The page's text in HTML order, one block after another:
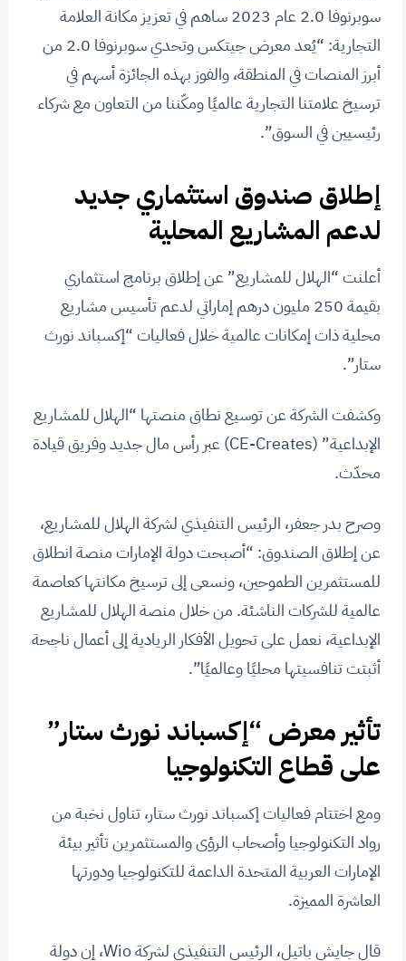
سوبرنوفا 2.0 عام 2023 ساهم في تعزيز مكانة العلامة
التجارية: “يُعد معرض جيتكس وتحدي سوبرنوفا 2.0 من
أبرز المنصات في المنطقة، والفوز بهذه الجائزة أسهم في
ترسيخ علامتنا التجارية عالميًا ومكّننا من التعاون مع شركاء
رئيسيين في السوق”.
إطلاق صندوق استثماري جديد
لدعم المشاريع المحلية
أعلنت “الهلال للمشاريع” عن إطلاق برنامج استثماري
بقيمة 250 مليون درهم إماراتي لدعم تأسيس مشاريع
محلية ذات إمكانات عالمية خلال فعاليات “إكسباند نورث
ستار”.
وكشفت الشركة عن توسيع نطاق منصتها “الهلال للمشاريع
الإبداعية” (CE-Creates) عبر رأس مال جديد وفريق قيادة
محدّث.
وصرح بدر جعفر، الرئيس التنفيذي لشركة الهلال للمشاريع،
عن إطلاق الصندوق: “أصبحت دولة الإمارات منصة انطلاق
للمستثمرين الطموحين، ونسعى إلى ترسيخ مكانتها كعاصمة
عالمية للشركات الناشئة. من خلال منصة الهلال للمشاريع
الإبداعية، نعمل على تحويل الأفكار الريادية إلى أعمال ناجحة
أثبتت تنافسيتها محليًا وعالميًا”.
تأثير معرض “إكسباند نورث ستار”
على قطاع التكنولوجيا
ومع اختتام فعاليات إكسباند نورث ستار، تناول نخبة من
رواد التكنولوجيا وأصحاب الرؤى والمستثمرين تأثير بيئة
الإمارات العربية المتحدة الداعمة للتكنولوجيا ودورتها
العاشرة المميزة.
قال جايش باتيل، الرئيس التنفيذي لشركة Wio، إن دولة